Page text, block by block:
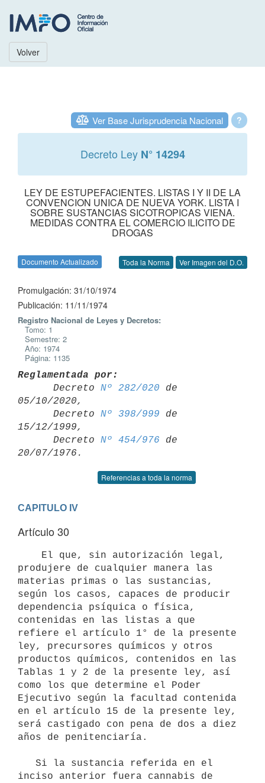
Volver
?
Ver Base Jurisprudencia Nacional
Decreto Ley N° 14294
LEY DE ESTUPEFACIENTES. LISTAS I Y II DE LA
CONVENCION UNICA DE NUEVA YORK. LISTA I
SOBRE SUSTANCIAS SICOTROPICAS VIENA.
MEDIDAS CONTRA EL COMERCIO ILICITO DE
DROGAS
Documento Actualizado Toda la Norma Ver Imagen del D.O.
Promulgación: 31/10/1974
Publicación: 11/11/1974
Registro Nacional de Leyes y Decretos:
Tomo: 1
Semestre: 2
Año: 1974
Página: 1135
Reglamentada por:
Decreto Nº 282/020 de
05/10/2020,
      Decreto
Nº 398/999 de
15/12/1999,
      Decreto
Nº 454/976 de
Referencias a toda la norma
CAPITULO IV
Artículo 30
produjere de cualquier manera las
materias primas o las sustancias,
según los casos, capaces de producir
dependencia psíquica o física,
contenidas en las listas a que
refiere el artículo 1° de la presente
ley, precursores químicos y otros
productos químicos, contenidos en las
Tablas 1 y 2 de la presente ley, así
como los que determine el Poder
Ejecutivo según la facultad contenida
en el artículo 15 de la presente ley,
será castigado con pena de dos a diez
años de penitenciaría.
inciso anterior fuera cannabis de